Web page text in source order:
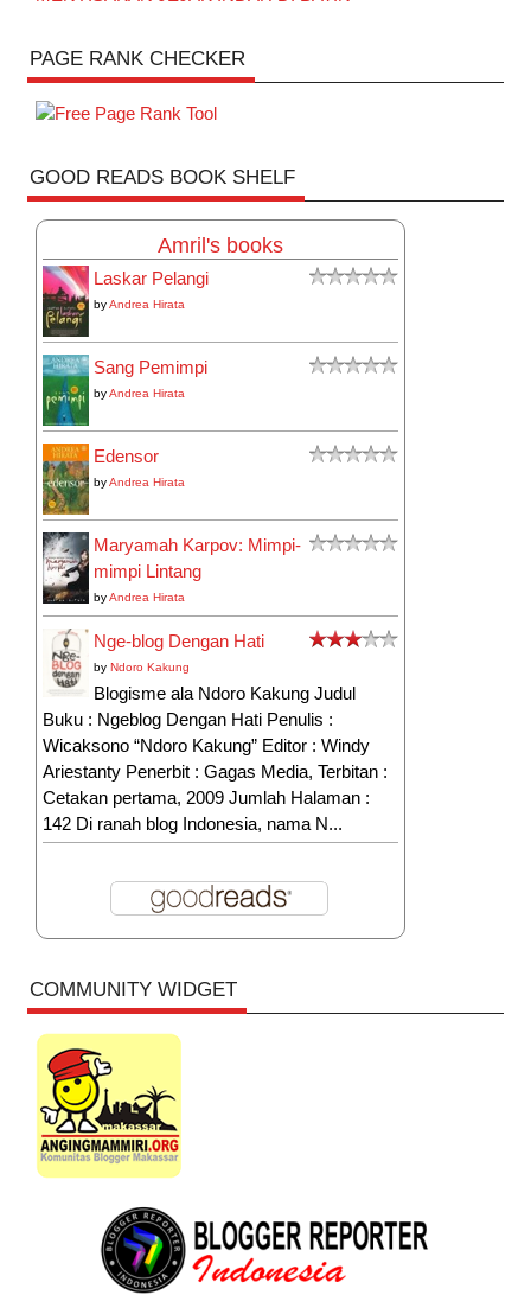
PAGE RANK CHECKER
GOOD READS BOOK SHELF
Amril's books
Laskar Pelangi
byAndrea Hirata
Sang Pemimpi
byAndrea Hirata
Edensor
byAndrea Hirata
Maryamah Karpov: Mimpi-
mimpi Lintang
byAndrea Hirata
Nge-blog Dengan Hati
byNdoro Kakung
Blogisme ala Ndoro Kakung Judul
Buku : Ngeblog Dengan Hati Penulis :
Wicaksono “Ndoro Kakung” Editor : Windy
Ariestanty Penerbit : Gagas Media, Terbitan :
Cetakan pertama, 2009 Jumlah Halaman :
142 Di ranah blog Indonesia, nama N...
COMMUNITY WIDGET